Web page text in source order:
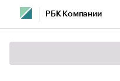
РБК Компании